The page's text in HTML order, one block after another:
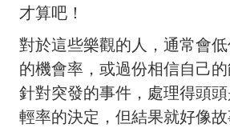
才算吧！
對於這些樂觀的人，通常會
的機會率，或過份相信自己
針對突發的事件，處理得頭
輕率的決定，但結果就好像